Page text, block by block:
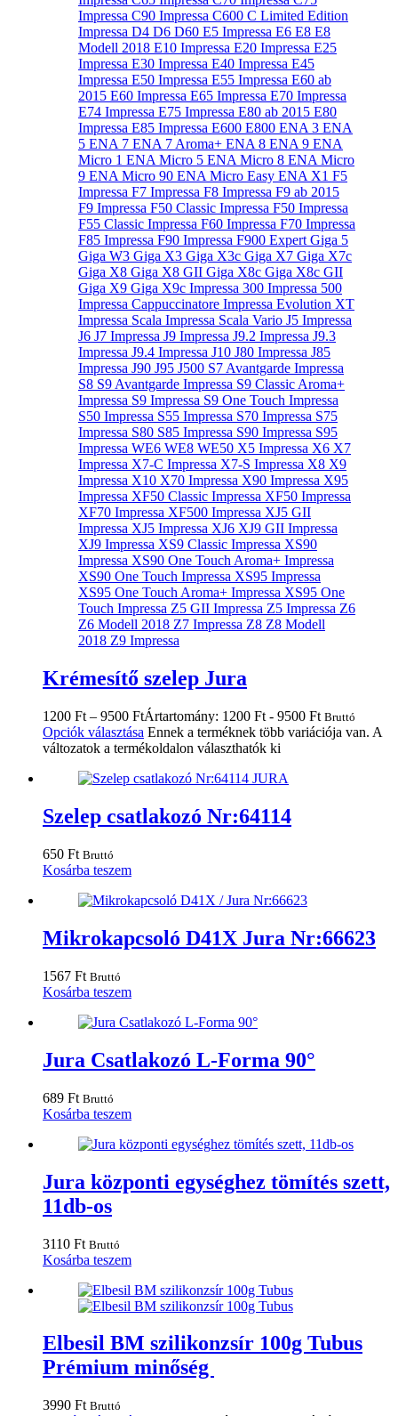
Krémesítő szelep Jura
1200 Ft – 9500 FtÁrtartomány: 1200 Ft - 9500 Ft Bruttó
Opciók választása Ennek a terméknek több variációja van. A
változatok a termékoldalon választhatók ki
Szelep csatlakozó Nr:64114
650 Ft Bruttó
Kosárba teszem
Mikrokapcsoló D41X Jura Nr:66623
1567 Ft Bruttó
Kosárba teszem
Jura Csatlakozó L-Forma 90°
689 Ft Bruttó
Kosárba teszem
Jura központi egységhez tömítés szett,
11db-os
3110 Ft Bruttó
Kosárba teszem
Elbesil BM szilikonzsír 100g Tubus
Prémium minőség
3990 Ft Bruttó